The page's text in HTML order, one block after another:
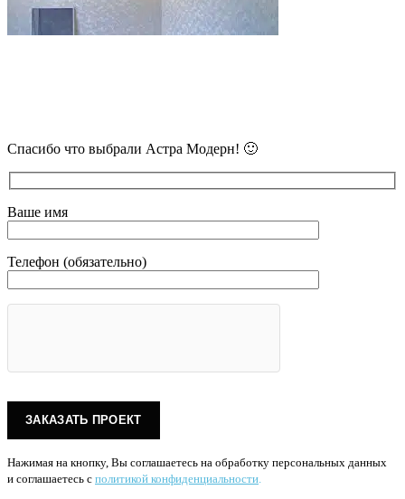
Спасибо что выбрали Астра Модерн! 🙂
Ваше имя
Телефон (обязательно)
Нажимая на кнопку, Вы соглашаетесь на обработку персональных данных
и соглашаетесь с политикой конфиденциальности